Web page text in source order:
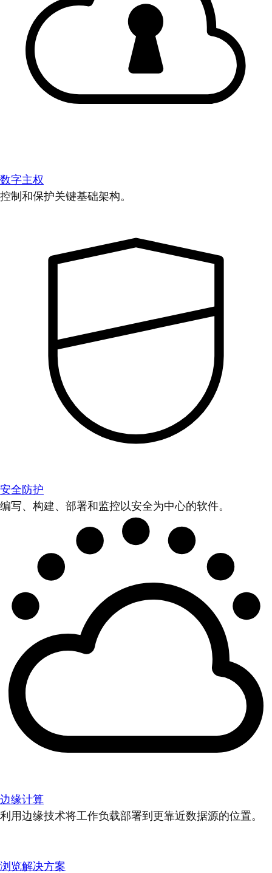
数字主权
控制和保护关键基础架构。
安全防护
编写、构建、部署和监控以安全为中心的软件。
边缘计算
利用边缘技术将工作负载部署到更靠近数据源的位置。
浏览解决方案